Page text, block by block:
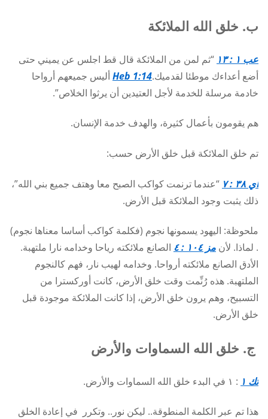
ب. خلق الله الملائكة
عب ١ : ١٣
“ثم لمن من الملائكة قال قط اجلس عن يميني حتى
أضع أعداءك موطئا لقدميك.Heb 1:14أليس جميعهم أرواحا
خادمة مرسلة للخدمة لأجل العتيدين أن يرثوا الخلاص”.
هم يقومون بأعمال كثيرة، والهدف خدمة الإنسان.
تم خلق الملائكة قبل خلق الأرض حسب:
أي ٣٨ : ٧
“عندما ترنمت كواكب الصبح معا وهتف جميع بني الله”،
ذلك يثبت وجود الملائكة قبل الأرض.
ملحوظة: اليهود يسمونها نجوم (فكلمة كواكب أساسا معناها نجوم)
. لماذا. لأن مز ١٠٤ : ٤
الصانع ملائكته رياحا وخدامه نارا ملتهبة.
الأدق الصانع ملائكته أرواحا. وخدامه لهيب نار، فهم كالنجوم
الملتهبة. هذه رُنِّمت وقت خلق الأرض، كانت أوركسترا من
التسبيح، وهم يرون خلق الأرض، إذا كانت الملائكة موجودة قبل
خلق الأرض.
ج. خلق الله السماوات والأرض
تك ١ : ١ في البدء خلق الله السماوات والأرض.
هذا تم عبر الكلمة المنطوقة.. ليكن نور.. وتكرر في إعادة الخلق